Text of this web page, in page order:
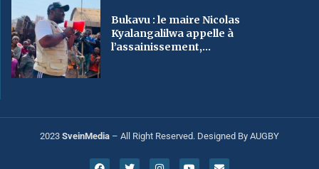
Bukavu : le maire Nicolas
Kyalangalilwa appelle à
l’assainissement,...
2023 SveinMedia – All Right Reserved. Designed By AUGBY